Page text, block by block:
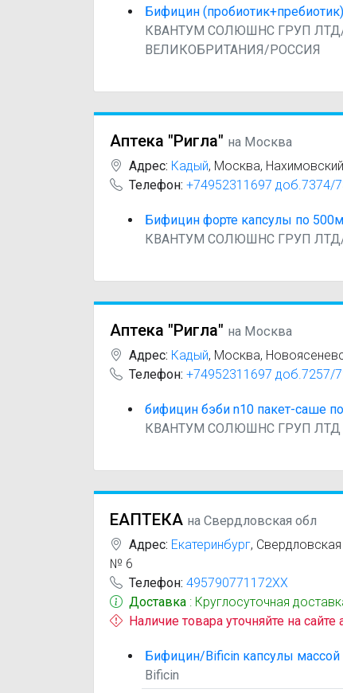
Бифицин
КВАНТУМ СОЛЮШНС ГРУП
ВЕЛИКОБРИТАНИЯ/РОССИЯ
Аптека "Ригла" на Москва
Адрес: Кадый, Москва,
Телефон: +74952311697 доб.7374/
Бифицин форте капсулы по
КВАНТУМ СОЛЮШНС ГРУП ЛТД/
Аптека "Ригла" на Москва
Адрес: Кадый, Москва,
Телефон: +74952311697 доб.7257/
бифицин бэби n10 пакет-саше
КВАНТУМ СОЛЮШНС ГРУП ЛТД
ЕАПТЕКА на Свердловская обл
Адрес: Екатеринбург, Свердловская
№ 6
Телефон: 495790771172XX
Доставка : Круглосуточная
Наличие товара уточняйте на сайте
Бифицин/Bificin капсулы
Bificin